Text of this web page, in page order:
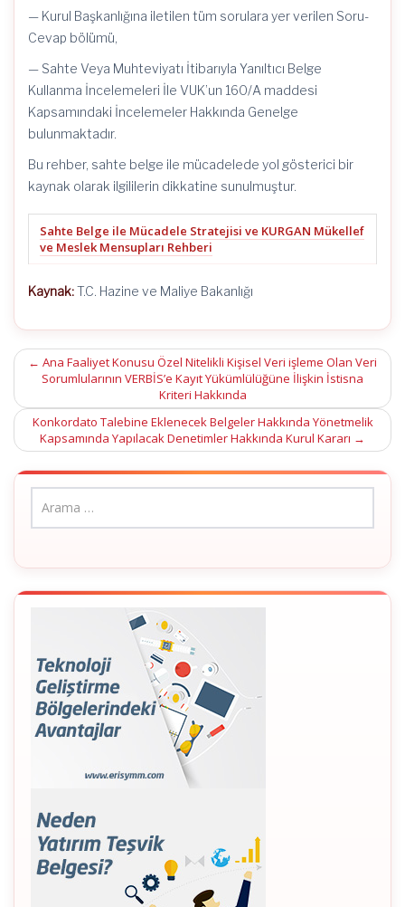
— Kurul Başkanlığına iletilen tüm sorulara yer verilen Soru-
Cevap bölümü,
— Sahte Veya Muhteviyatı İtibarıyla Yanıltıcı Belge
Kullanma İncelemeleri İle VUK’un 160/A maddesi
Kapsamındaki İncelemeler Hakkında Genelge
bulunmaktadır.
Bu rehber, sahte belge ile mücadelede yol gösterici bir
kaynak olarak ilgililerin dikkatine sunulmuştur.
Sahte Belge ile Mücadele Stratejisi ve KURGAN Mükellef
ve Meslek Mensupları Rehberi
Kaynak:T.C. Hazine ve Maliye Bakanlığı
Post
navigation
← Ana Faaliyet Konusu Özel Nitelikli Kişisel Veri işleme Olan Veri
Sorumlularının VERBİS’e Kayıt Yükümlülüğüne İlişkin İstisna
Kriteri Hakkında
Konkordato Talebine Eklenecek Belgeler Hakkında Yönetmelik
Kapsamında Yapılacak Denetimler Hakkında Kurul Kararı →